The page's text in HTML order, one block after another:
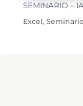
SEMINARIO –
Excel,